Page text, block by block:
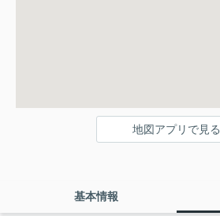
地図アプリで見る
基本情報